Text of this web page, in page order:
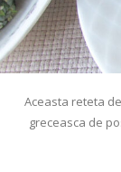
Aceasta reteta
greceasca de